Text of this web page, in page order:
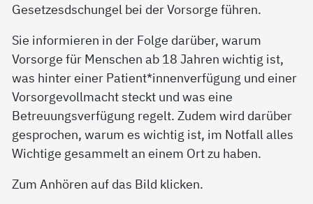
Gesetzesdschungel bei der Vorsorge führen.
Sie informieren in der Folge darüber, warum
Vorsorge für Menschen ab 18 Jahren wichtig ist,
was hinter einer Patient*innenverfügung und einer
Vorsorgevollmacht steckt und was eine
Betreuungsverfügung regelt. Zudem wird darüber
gesprochen, warum es wichtig ist, im Notfall alles
Wichtige gesammelt an einem Ort zu haben.
Zum Anhören auf das Bild klicken.